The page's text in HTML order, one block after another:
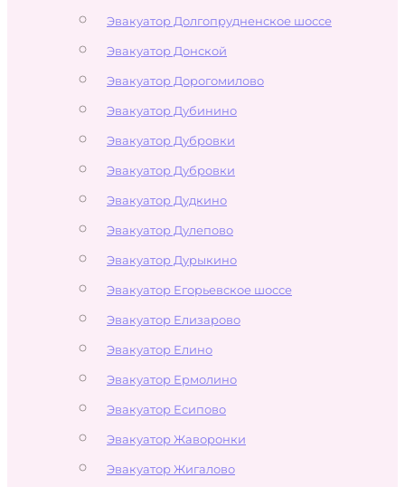
Эвакуатор Долгопрудненское шоссе
Эвакуатор Донской
Эвакуатор Дорогомилово
Эвакуатор Дубинино
Эвакуатор Дубровки
Эвакуатор Дубровки
Эвакуатор Дудкино
Эвакуатор Дулепово
Эвакуатор Дурыкино
Эвакуатор Егорьевское шоссе
Эвакуатор Елизарово
Эвакуатор Елино
Эвакуатор Ермолино
Эвакуатор Есипово
Эвакуатор Жаворонки
Эвакуатор Жигалово